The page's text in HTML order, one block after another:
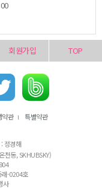
회원가입 TOP
약관 l 특별약관
정경해
천동, SKHUBSKY)
-0204호
사